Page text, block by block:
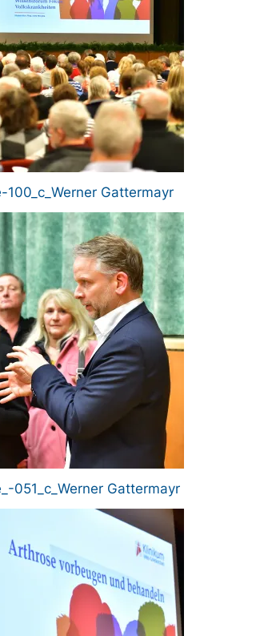
Gattermayr
051_c_Werner Gattermayr